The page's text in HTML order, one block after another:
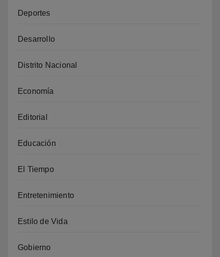
Deportes
Desarrollo
Distrito Nacional
Economía
Editorial
Educación
El Tiempo
Entretenimiento
Estilo de Vida
Gobierno